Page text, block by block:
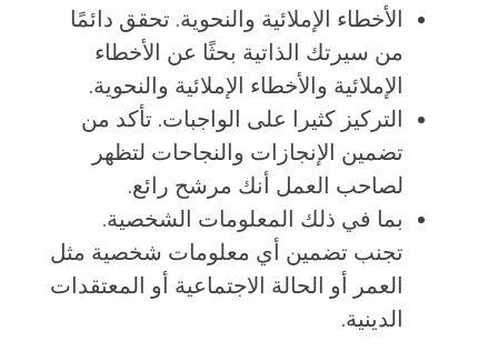
الأخطاء الإملائية والنحوية. تحقق دائمًا
من سيرتك الذاتية بحثًا عن الأخطاء
الإملائية والأخطاء الإملائية والنحوية.
التركيز كثيرا على الواجبات. تأكد من
تضمين الإنجازات والنجاحات لتظهر
لصاحب العمل أنك مرشح رائع.
بما في ذلك المعلومات الشخصية.
تجنب تضمين أي معلومات شخصية مثل
العمر أو الحالة الاجتماعية أو المعتقدات
الدينية.